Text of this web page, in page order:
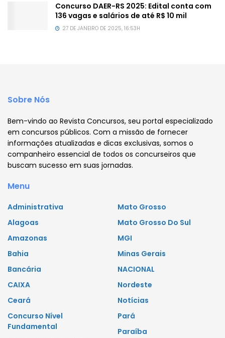
Concurso DAER-RS 2025: Edital conta com
136 vagas e salários de até R$ 10 mil
27 DE JANEIRO DE 2025, 16:53H
Sobre Nós
Bem-vindo ao Revista Concursos, seu portal especializado
em concursos públicos. Com a missão de fornecer
informações atualizadas e dicas exclusivas, somos o
companheiro essencial de todos os concurseiros que
buscam sucesso em suas jornadas.
Menu
Administrativa
Alagoas
Amazonas
Bahia
Bancária
CAIXA
Ceará
Concurso Nível
Fundamental
Mato Grosso
Mato Grosso Do Sul
MGI
Minas Gerais
NACIONAL
Nordeste
Notícias
Pará
Paraíba